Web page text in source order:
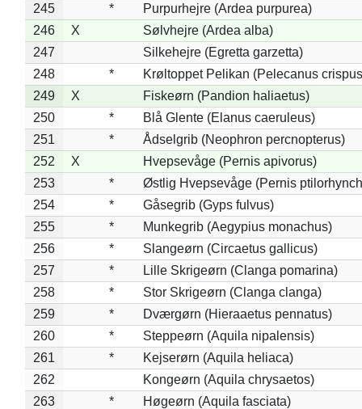
245
*
Purpurhejre (Ardea purpurea)
246
X
Sølvhejre (Ardea alba)
247
Silkehejre (Egretta garzetta)
248
*
Krøltoppet Pelikan (Pelecanus
249
X
Fiskeørn (Pandion haliaetus)
250
*
Blå Glente (Elanus caeruleus)
251
*
Ådselgrib (Neophron percnopterus)
252
X
Hvepsevåge (Pernis apivorus)
253
*
Østlig Hvepsevåge (Pernis
254
*
Gåsegrib (Gyps fulvus)
255
*
Munkegrib (Aegypius monachus)
256
*
Slangeørn (Circaetus gallicus)
257
*
Lille Skrigeørn (Clanga pomarina)
258
*
Stor Skrigeørn (Clanga clanga)
259
*
Dværgørn (Hieraaetus pennatus)
260
*
Steppeørn (Aquila nipalensis)
261
*
Kejserørn (Aquila heliaca)
262
Kongeørn (Aquila chrysaetos)
263
*
Høgeørn (Aquila fasciata)